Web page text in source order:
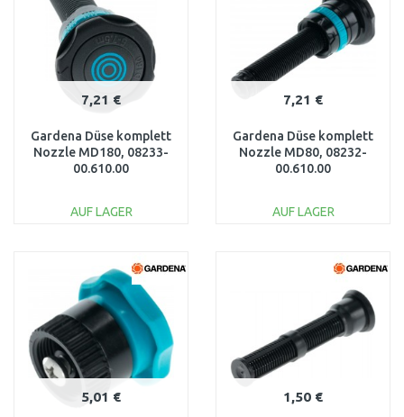
7,21 €
Gardena Düse komplett
Nozzle MD180, 08233-
00.610.00
AUF LAGER
Vergleichen
7,21 €
Gardena Düse komplett
Nozzle MD80, 08232-
00.610.00
AUF LAGER
5,01 € 1,50 €